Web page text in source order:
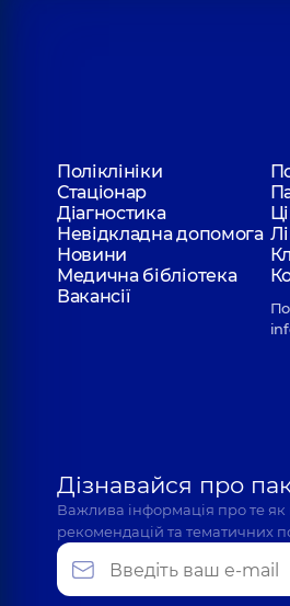
Поліклініки
Стаціонар
Діагностика
Невідкладна допомога
Новини
Медична бібліотека
Вакансії
Дізнавайся про
Важлива інформація про те
рекомендацій та тематичних